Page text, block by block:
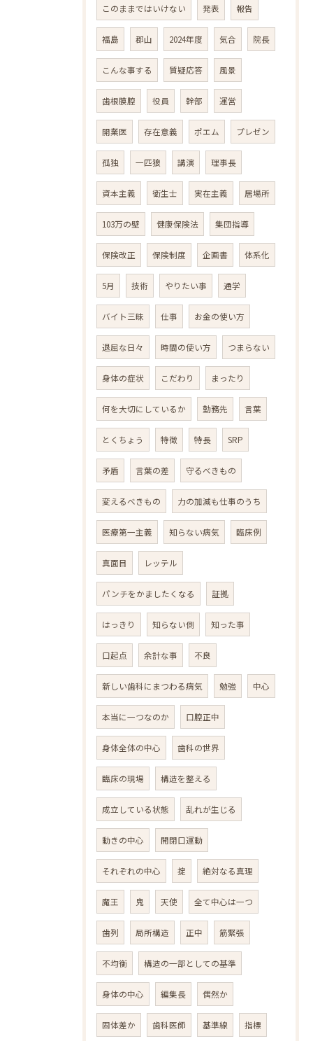
このままではいけない 発表 報告
福島 郡山 2024年度 気合 院長
こんな事する 質疑応答 風景
歯根膜腔 役員 幹部 運営
開業医 存在意義 ポエム プレゼン
孤独 一匹狼 講演 理事長
資本主義 衛生士 実在主義 居場所
103万の壁 健康保険法 集団指導
保険改正 保険制度 企画書 体系化
5月 技術 やりたい事 通学
バイト三昧 仕事 お金の使い方
退屈な日々 時間の使い方 つまらない
身体の症状 こだわり まったり
何を大切にしているか 勤務先 言葉
とくちょう 特徴 特長 SRP
矛盾 言葉の差 守るべきもの
変えるべきもの 力の加減も仕事のうち
医療第一主義 知らない病気 臨床例
真面目 レッテル
パンチをかましたくなる 証拠
はっきり 知らない側 知った事
口起点 余計な事 不良
新しい歯科にまつわる病気 勉強 中心
本当に一つなのか 口腔正中
身体全体の中心 歯科の世界
臨床の現場 構造を整える
成立している状態 乱れが生じる
動きの中心 開閉口運動
それぞれの中心 掟 絶対なる真理
魔王 鬼 天使 全て中心は一つ
歯列 局所構造 正中 筋緊張
不均衡 構造の一部としての基準
身体の中心 編集長 偶然か
固体差か 歯科医師 基準線 指標